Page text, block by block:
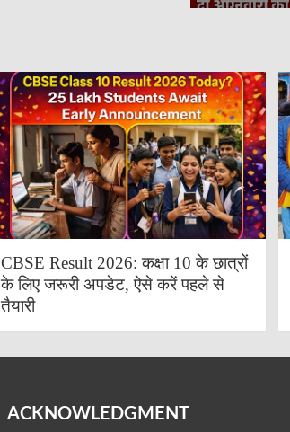
CBSE Result 2026: कक्षा 10 के छात्रों
के लिए जरूरी अपडेट, ऐसे करें पहले से
तैयारी
ACKNOWLEDGMENT